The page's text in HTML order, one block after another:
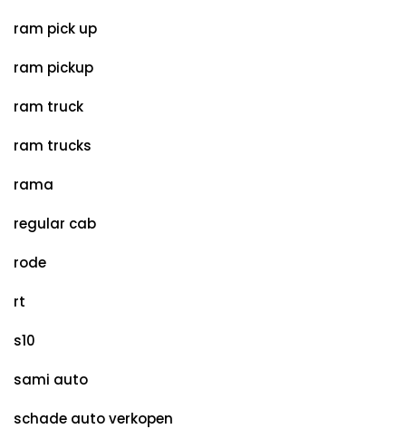
ram pick up
ram pickup
ram truck
ram trucks
rama
regular cab
rode
rt
s10
sami auto
schade auto verkopen